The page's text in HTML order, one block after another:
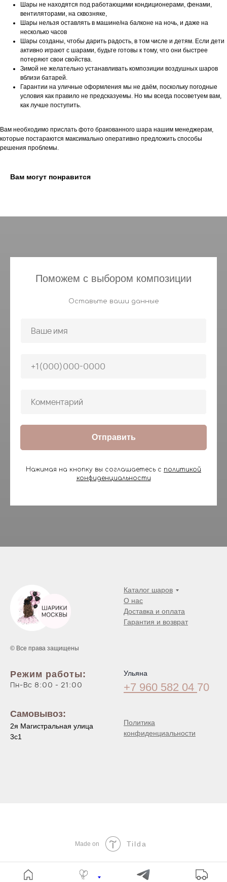
Шары не находятся под работающими кондиционерами, фенами,
вентиляторами, на сквозняке,
Шары нельзя оставлять в машине/на балконе на ночь, и даже на
несколько часов
Шары созданы, чтобы дарить радость, в том числе и детям. Если дети
активно играют с шарами, будьте готовы к тому, что они быстрее
потеряют свои свойства.
Зимой не желательно устанавливать композиции воздушных шаров
вблизи батарей.
Гарантии на уличные оформления мы не даём, поскольку погодные
условия как правило не предсказуемы. Но мы всегда посоветуем вам,
как лучше поступить.
Вам необходимо прислать фото бракованного шара нашим менеджерам,
которые постараются максимально оперативно предложить способы
решения проблемы.
Вам могут понравится
Поможем с выбором композиции
Оставьте ваши данные
Отправить
Нажимая на кнопку вы соглашаетесь с политикой
конфиденциальности
© Все права защищены
Каталог шаров
О нас
Доставка и оплата
Гарантия и возврат
Режим работы:
Пн-Вс 8:00 - 21:00
Самовывоз:
2я Магистральная улица
3с1
Ульяна
+7 960 582 04 70
Политика
конфиденциальности
Made on Tilda